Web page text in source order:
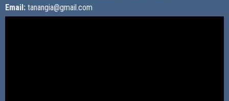
Email: tanangia@gmail.com